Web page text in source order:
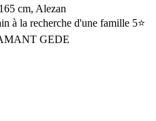
cm, Alezan
à la recherche d'une famille 5⭐️
GEDE